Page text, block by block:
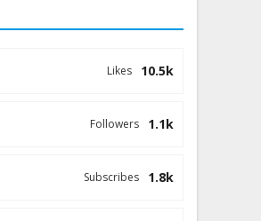
10.5k
Likes
1.1k
Followers
1.8k
Subscribes